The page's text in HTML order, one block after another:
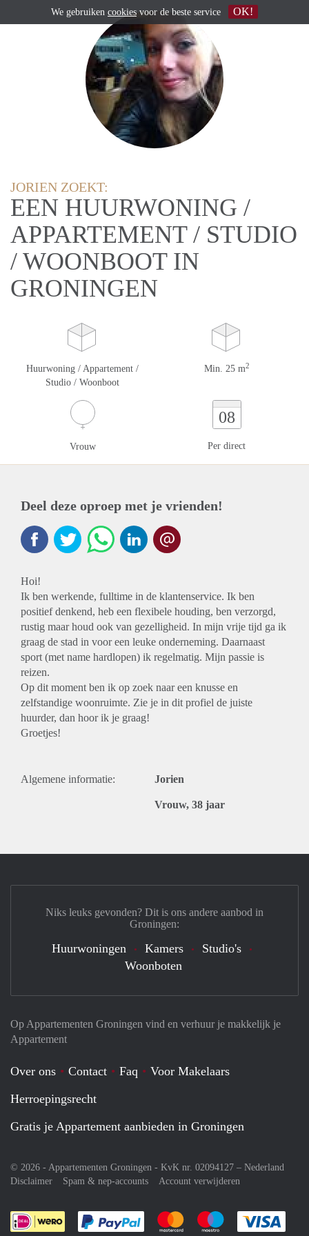
JORIEN ZOEKT:
EEN HUURWONING /
APPARTEMENT / STUDIO
/ WOONBOOT IN
GRONINGEN
Huurwoning / Appartement /
Studio / Woonboot
Min. 25 m2
Vrouw
08
Per direct
Deel deze oproep met je vrienden!
Hoi!
Ik ben werkende, fulltime in de klantenservice. Ik ben
positief denkend, heb een flexibele houding, ben verzorgd,
rustig maar houd ook van gezelligheid. In mijn vrije tijd ga ik
graag de stad in voor een leuke onderneming. Daarnaast
sport (met name hardlopen) ik regelmatig. Mijn passie is
reizen.
Op dit moment ben ik op zoek naar een knusse en
zelfstandige woonruimte. Zie je in dit profiel de juiste
huurder, dan hoor ik je graag!
Groetjes!
Algemene informatie: Jorien
Vrouw, 38 jaar
Op Appartementen Groningen vind en verhuur je makkelijk je
Appartement
Over ons Contact Faq
Voor Makelaars
Herroepingsrecht
Gratis je Appartement aanbieden in Groningen
© 2026 - Appartementen Groningen - KvK nr. 02094127 – Nederland
Disclaimer
Spam & nep-accounts Account verwijderen
Je rekent gemakkelijk af met Paypal
Je rekent gemakkelijk af met
Je rekent
Niks leuks gevonden? Dit is ons andere aanbod in
Groningen:
Huurwoningen Kamers
Studio's
Woonboten
We gebruiken cookies voor de beste service OK!